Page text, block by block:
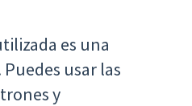
es una
usar las
y